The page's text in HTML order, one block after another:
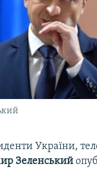
КРИМУ
України,
Зеленський